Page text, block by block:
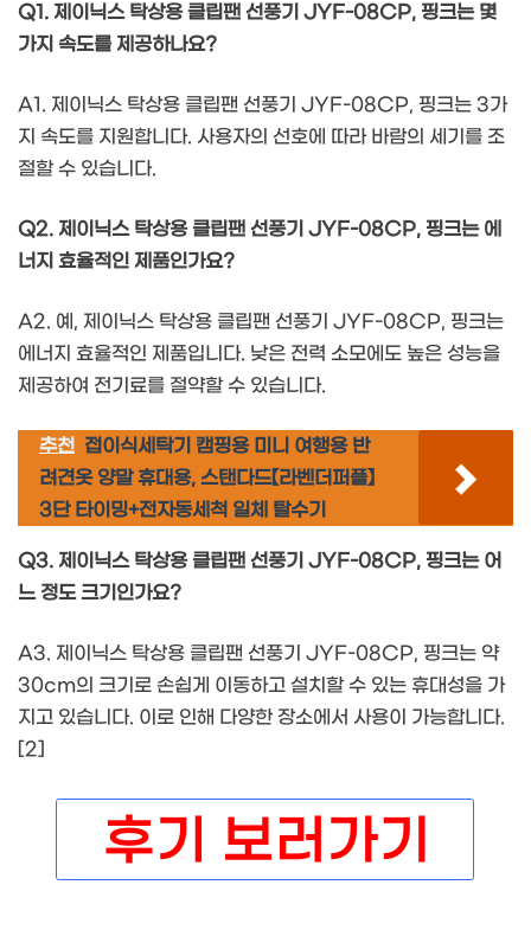
Q1. 제이닉스 탁상용 클립팬 선풍기 JYF-08CP, 핑크는 몇
가지 속도를 제공하나요?
A1. 제이닉스 탁상용 클립팬 선풍기 JYF-08CP, 핑크는 3가
지 속도를 지원합니다. 사용자의 선호에 따라 바람의 세기를 조
절할 수 있습니다.
Q2. 제이닉스 탁상용 클립팬 선풍기 JYF-08CP, 핑크는 에
너지 효율적인 제품인가요?
A2. 예, 제이닉스 탁상용 클립팬 선풍기 JYF-08CP, 핑크는
에너지 효율적인 제품입니다. 낮은 전력 소모에도 높은 성능을
제공하여 전기료를 절약할 수 있습니다.
추천 접이식세탁기 캠핑용 미니 여행용 반
려견옷 양말 휴대용, 스탠다드【라벤더퍼플】
3단 타이밍+전자동세척 일체 탈수기
Q3. 제이닉스 탁상용 클립팬 선풍기 JYF-08CP, 핑크는 어
느 정도 크기인가요?
A3. 제이닉스 탁상용 클립팬 선풍기 JYF-08CP, 핑크는 약
30cm의 크기로 손쉽게 이동하고 설치할 수 있는 휴대성을 가
지고 있습니다. 이로 인해 다양한 장소에서 사용이 가능합니다.
[2]